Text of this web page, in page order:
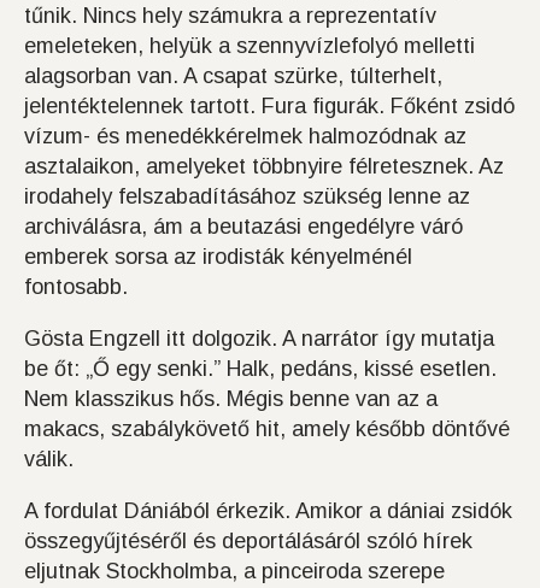
tűnik. Nincs hely számukra a reprezentatív
emeleteken, helyük a szennyvízlefolyó melletti
alagsorban van. A csapat szürke, túlterhelt,
jelentéktelennek tartott. Fura figurák. Főként zsidó
vízum- és menedékkérelmek halmozódnak az
asztalaikon, amelyeket többnyire félretesznek. Az
irodahely felszabadításához szükség lenne az
archiválásra, ám a beutazási engedélyre váró
emberek sorsa az irodisták kényelménél
fontosabb.
Gösta Engzell itt dolgozik. A narrátor így mutatja
be őt: „Ő egy senki.” Halk, pedáns, kissé esetlen.
Nem klasszikus hős. Mégis benne van az a
makacs, szabálykövető hit, amely később döntővé
válik.
A fordulat Dániából érkezik. Amikor a dániai zsidók
összegyűjtéséről és deportálásáról szóló hírek
eljutnak Stockholmba, a pinceiroda szerepe